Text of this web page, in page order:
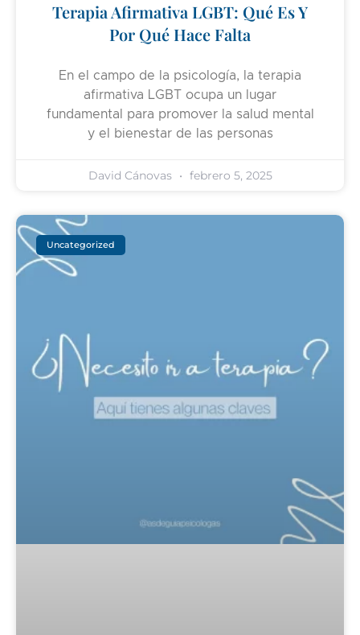
Terapia Afirmativa LGBT: Qué Es Y
Por Qué Hace Falta
En el campo de la psicología, la terapia
afirmativa LGBT ocupa un lugar
fundamental para promover la salud mental
y el bienestar de las personas
David Cánovas febrero 5, 2025
Uncategorized